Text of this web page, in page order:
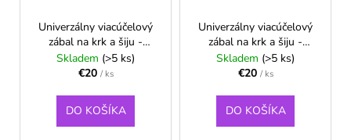
Univerzálny viacúčelový
zábal na krk a šiju -
modrý
Skladem (>5 ks)
€20 / ks
DO KOŠÍKA
Univerzálny viacúčelový
zábal na krk a šiju -
Neonová zelená
Skladem (>5 ks)
€20 / ks
DO KOŠÍKA